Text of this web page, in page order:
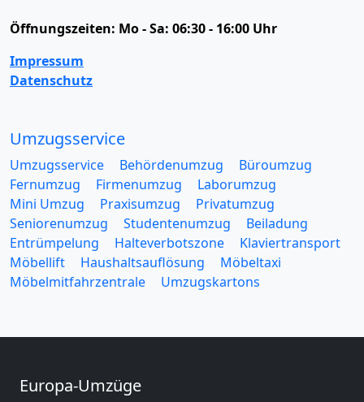
Öffnungszeiten: Mo - Sa: 06:30 - 16:00 Uhr
Impressum
Datenschutz
Umzugsservice
Umzugsservice Behördenumzug
Büroumzug
Fernumzug
Firmenumzug
Laborumzug
Mini Umzug
Praxisumzug
Privatumzug
Seniorenumzug
Studentenumzug
Beiladung
Entrümpelung
Halteverbotszone
Klaviertransport
Möbellift
Haushaltsauflösung
Möbeltaxi
Möbelmitfahrzentrale
Umzugskartons
Europa-Umzüge